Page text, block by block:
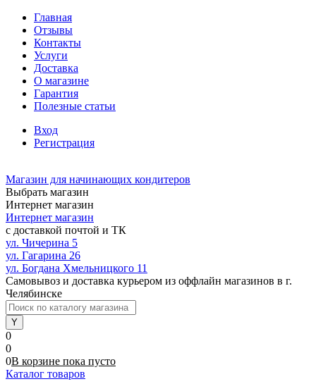
Главная
Отзывы
Контакты
Услуги
Доставка
О магазине
Гарантия
Полезные статьи
Вход
Регистрация
Магазин для начинающих кондитеров
Выбрать магазин
Интернет магазин
Интернет магазин
с доставкой почтой и ТК
ул. Чичерина 5
ул. Гагарина 26
ул. Богдана Хмельницкого 11
Самовывоз и доставка курьером из оффлайн магазинов в г.
Челябинске
0
0
0В корзине пока пусто
Каталог товаров